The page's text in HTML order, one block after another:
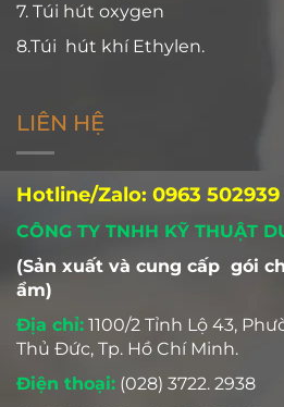
7. Túi hút oxygen
8.Túi hút khí Ethylen.
LIÊN HỆ
Hotline/Zalo: 0963 502939
CÔNG TY TNHH KỸ THUẬT
(Sản xuất và cung cấp gói
ẩm)
Địa chỉ: 1100/2 Tỉnh Lộ 43,
Thủ Đức, Tp. Hồ Chí Minh.
Điện thoại: (028) 3722. 2938